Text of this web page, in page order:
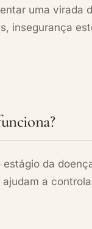
uma virada
insegurança
da
a